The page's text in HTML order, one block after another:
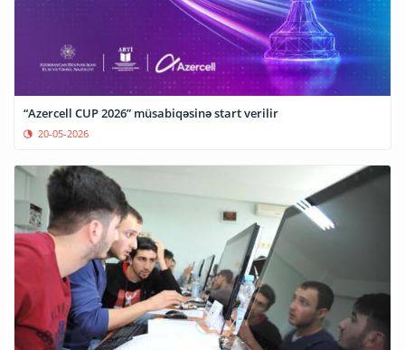
“Azercell CUP 2026” müsabiqəsinə start verilir
20-05-2026